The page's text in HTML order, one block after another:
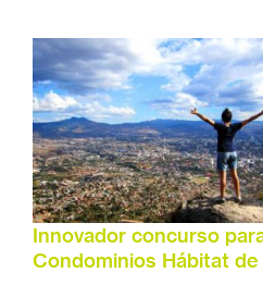
Innovador concurso
Condominios Hábitat